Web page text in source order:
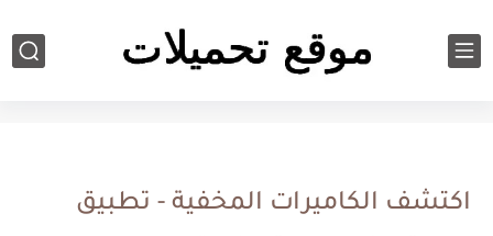
اكتشف الكاميرات المخفية - تطبيق